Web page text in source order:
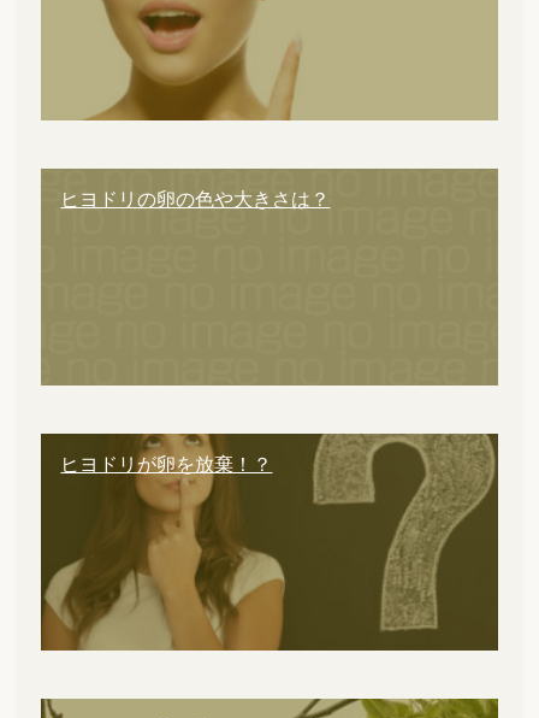
ヒヨドリの卵の色や大きさは？
ヒヨドリが卵を放棄！？